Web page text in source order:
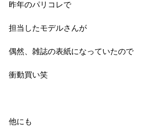
昨年のパリコレで
担当したモデルさんが
偶然、雑誌の表紙になっていたので
衝動買い笑
他にも